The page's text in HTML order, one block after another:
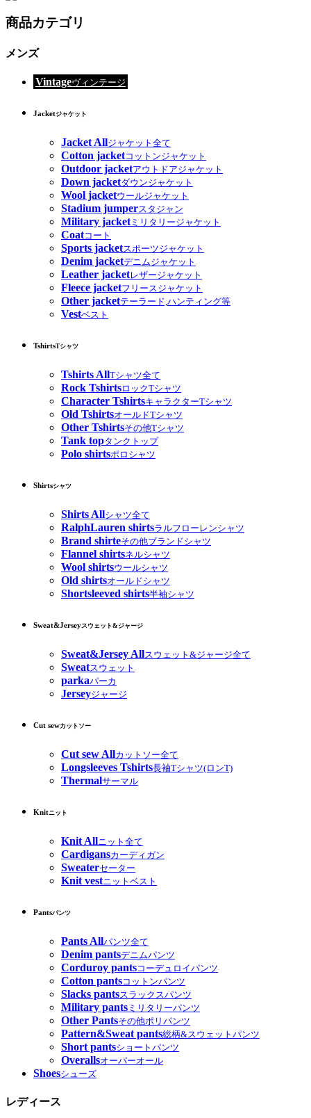
商品カテゴリ
メンズ
Vintageヴィンテージ
Jacketジャケット
Jacket Allジャケット全て
Cotton jacketコットンジャケット
Outdoor jacketアウトドアジャケット
Down jacketダウンジャケット
Wool jacketウールジャケット
Stadium jumperスタジャン
Military jacketミリタリージャケット
Coatコート
Sports jacketスポーツジャケット
Denim jacketデニムジャケット
Leather jacketレザージャケット
Fleece jacketフリースジャケット
Other jacketテーラード,ハンティング等
Vestベスト
TshirtsTシャツ
Tshirts AllTシャツ全て
Rock TshirtsロックTシャツ
Character TshirtsキャラクターTシャツ
Old TshirtsオールドTシャツ
Other Tshirtsその他Tシャツ
Tank topタンクトップ
Polo shirtsポロシャツ
Shirtsシャツ
Shirts Allシャツ全て
RalphLauren shirtsラルフローレンシャツ
Brand shirteその他ブランドシャツ
Flannel shirtsネルシャツ
Wool shirtsウールシャツ
Old shirtsオールドシャツ
Shortsleeved shirts半袖シャツ
Sweat&Jerseyスウェット&ジャージ
Sweat&Jersey Allスウェット&ジャージ全て
Sweatスウェット
parkaパーカ
Jerseyジャージ
Cut sewカットソー
Cut sew Allカットソー全て
Longsleeves Tshirts長袖Tシャツ(ロンT)
Thermalサーマル
Knitニット
Knit Allニット全て
Cardigansカーディガン
Sweaterセーター
Knit vestニットベスト
Pantsパンツ
Pants Allパンツ全て
Denim pantsデニムパンツ
Corduroy pantsコーデュロイパンツ
Cotton pantsコットンパンツ
Slacks pantsスラックスパンツ
Military pants ミリタリーパンツ
Other Pantsその他ポリパンツ
Pattern&Sweat pants総柄&スウェットパンツ
Short pantsショートパンツ
Overallsオーバーオール
Shoesシューズ
レディース